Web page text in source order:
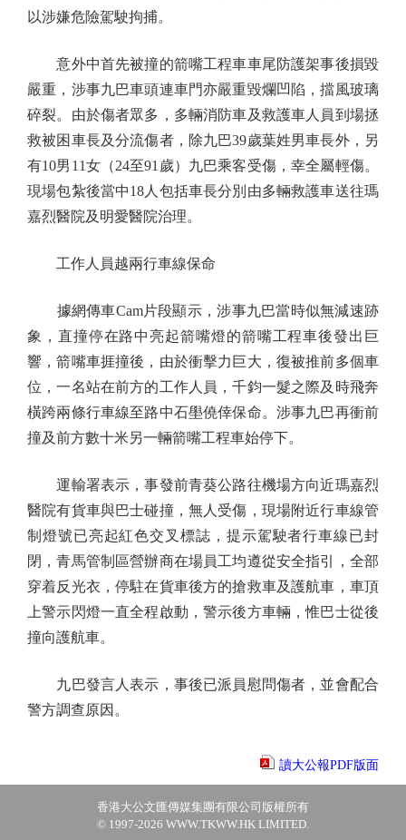
以涉嫌危險駕駛拘捕。
意外中首先被撞的箭嘴工程車車尾防護架事後損毀
嚴重，涉事九巴車頭連車門亦嚴重毀爛凹陷，擋風玻璃
碎裂。由於傷者眾多，多輛消防車及救護車人員到場拯
救被困車長及分流傷者，除九巴39歲葉姓男車長外，另
有10男11女（24至91歲）九巴乘客受傷，幸全屬輕傷。
現場包紮後當中18人包括車長分別由多輛救護車送往瑪
嘉烈醫院及明愛醫院治理。
工作人員越兩行車線保命
據網傳車Cam片段顯示，涉事九巴當時似無減速跡
象，直撞停在路中亮起箭嘴燈的箭嘴工程車後發出巨
響，箭嘴車捱撞後，由於衝擊力巨大，復被推前多個車
位，一名站在前方的工作人員，千鈞一髮之際及時飛奔
橫跨兩條行車線至路中石壆僥倖保命。涉事九巴再衝前
撞及前方數十米另一輛箭嘴工程車始停下。
運輸署表示，事發前青葵公路往機場方向近瑪嘉烈
醫院有貨車與巴士碰撞，無人受傷，現場附近行車線管
制燈號已亮起紅色交叉標誌，提示駕駛者行車線已封
閉，青馬管制區營辦商在場員工均遵從安全指引，全部
穿着反光衣，停駐在貨車後方的搶救車及護航車，車頂
上警示閃燈一直全程啟動，警示後方車輛，惟巴士從後
撞向護航車。
九巴發言人表示，事後已派員慰問傷者，並會配合
警方調查原因。
讀大公報PDF版面
香港大公文匯傳媒集團有限公司版權所有
© 1997-2026 WWW.TKWW.HK LIMITED.